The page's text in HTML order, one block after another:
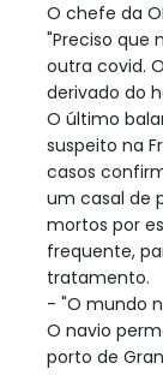
O chefe da
"Preciso que
outra covid.
derivado do
O último
suspeito na
casos
um casal de
mortos por
frequente,
tratamento.
- "O mundo
O navio
porto de